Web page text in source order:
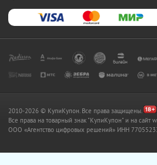
2010-2026 © КупиКупон. Все права защищены.
Все права на товарный знак "КупиКупон" и на сайт
OOO «Агентство цифровых решений» ИНН